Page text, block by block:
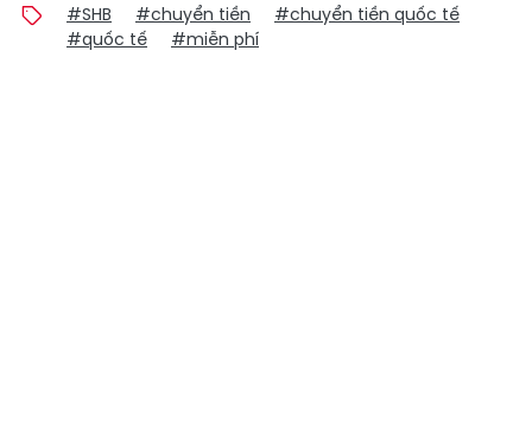
#SHB #chuyển tiền
#chuyển tiền quốc tế
#quốc tế
#miễn phí